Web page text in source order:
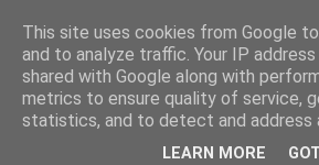
This site uses cookies from Google
and to analyze traffic. Your IP
shared with Google along with
metrics to ensure quality of service,
statistics, and to detect and address
LEARN MORE